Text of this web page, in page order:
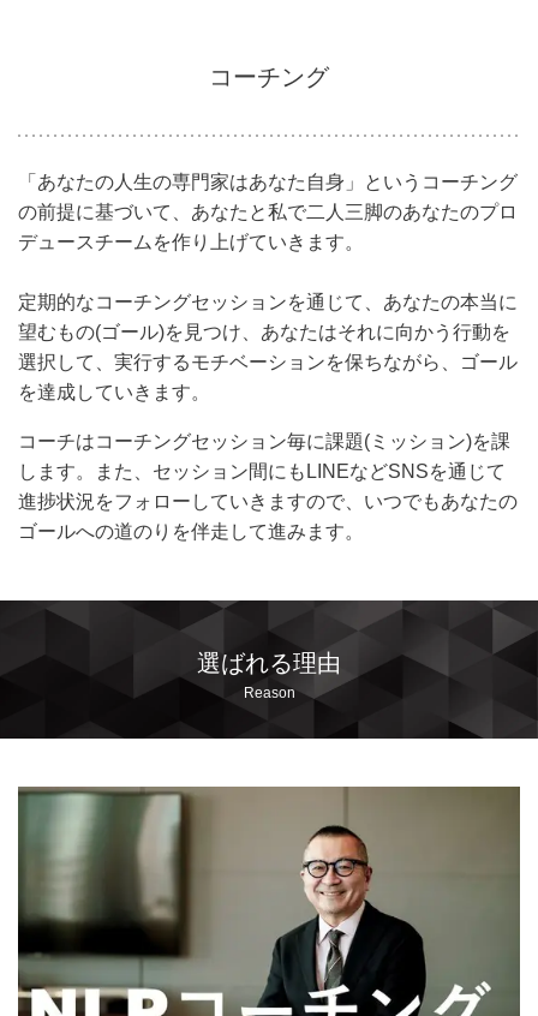
コーチング
「あなたの人生の専門家はあなた自身」というコーチング
の前提に基づいて、あなたと私で二人三脚のあなたのプロ
デュースチームを作り上げていきます。
定期的なコーチングセッションを通じて、あなたの本当に
望むもの(ゴール)を見つけ、あなたはそれに向かう行動を
選択して、実行するモチベーションを保ちながら、ゴール
を達成していきます。
コーチはコーチングセッション毎に課題(ミッション)を課
します。また、セッション間にもLINEなどSNSを通じて
進捗状況をフォローしていきますので、いつでもあなたの
ゴールへの道のりを伴走して進みます。
選ばれる理由
Reason